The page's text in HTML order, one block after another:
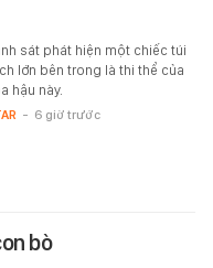
sát phát hiện một chiếc túi
lớn bên trong là thi thể của
hậu này.
- 6 giờ trước
bò